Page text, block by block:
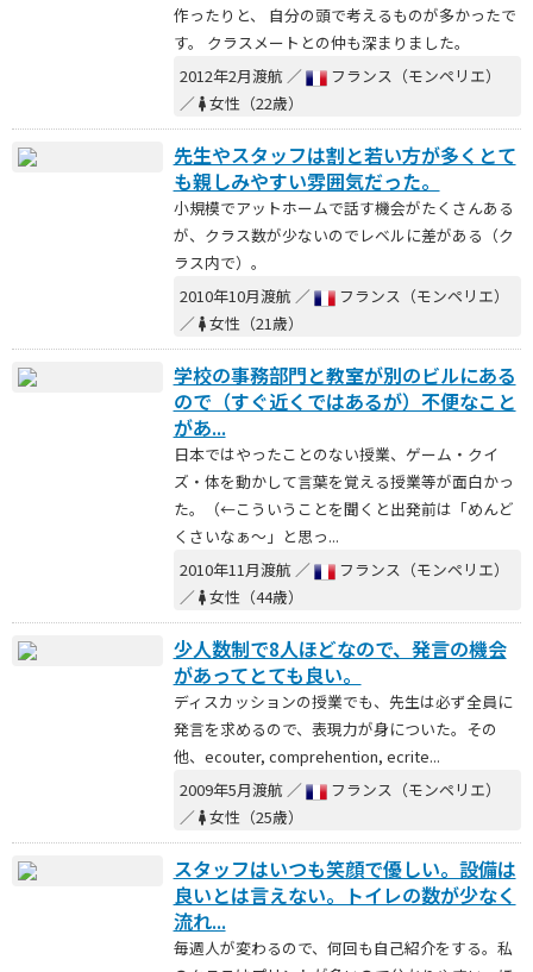
作ったりと、 自分の頭で考えるものが多かったで
す。 クラスメートとの仲も深まりました。
2012年2月渡航 ／
フランス（モンペリエ）
／ 女性（22歳）
先生やスタッフは割と若い方が多くとて
も親しみやすい雰囲気だった。
小規模でアットホームで話す機会がたくさんある
が、クラス数が少ないのでレベルに差がある（ク
ラス内で）。
2010年10月渡航 ／
フランス（モンペリエ）
／ 女性（21歳）
学校の事務部門と教室が別のビルにある
ので（すぐ近くではあるが）不便なこと
があ...
日本ではやったことのない授業、ゲーム・クイ
ズ・体を動かして言葉を覚える授業等が面白かっ
た。（←こういうことを聞くと出発前は「めんど
くさいなぁ～」と思っ...
2010年11月渡航 ／
フランス（モンペリエ）
／ 女性（44歳）
少人数制で8人ほどなので、発言の機会
があってとても良い。
ディスカッションの授業でも、先生は必ず全員に
発言を求めるので、表現力が身についた。その
他、ecouter, comprehention, ecrite...
2009年5月渡航 ／
フランス（モンペリエ）
／ 女性（25歳）
スタッフはいつも笑顔で優しい。設備は
良いとは言えない。トイレの数が少なく
流れ...
毎週人が変わるので、何回も自己紹介をする。私